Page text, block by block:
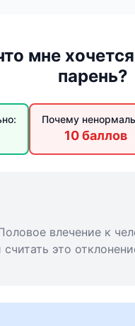
мне
парень?
Почему
10 баллов
влечение к
это